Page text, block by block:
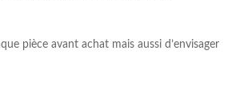
pièce avant achat mais aussi d’envisager